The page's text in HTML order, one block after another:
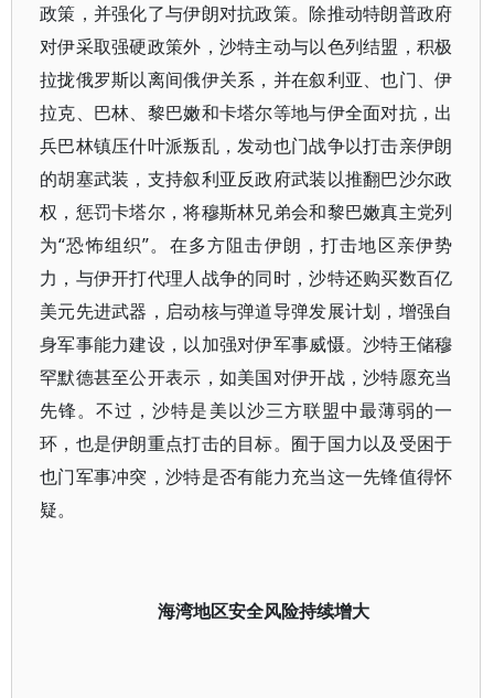
政策，并强化了与伊朗对抗政策。除推动特朗普政府
对伊采取强硬政策外，沙特主动与以色列结盟，积极
拉拢俄罗斯以离间俄伊关系，并在叙利亚、也门、伊
拉克、巴林、黎巴嫩和卡塔尔等地与伊全面对抗，出
兵巴林镇压什叶派叛乱，发动也门战争以打击亲伊朗
的胡塞武装，支持叙利亚反政府武装以推翻巴沙尔政
权，惩罚卡塔尔，将穆斯林兄弟会和黎巴嫩真主党列
为“恐怖组织”。在多方阻击伊朗，打击地区亲伊势
力，与伊开打代理人战争的同时，沙特还购买数百亿
美元先进武器，启动核与弹道导弹发展计划，增强自
身军事能力建设，以加强对伊军事威慑。沙特王储穆
罕默德甚至公开表示，如美国对伊开战，沙特愿充当
先锋。不过，沙特是美以沙三方联盟中最薄弱的一
环，也是伊朗重点打击的目标。囿于国力以及受困于
也门军事冲突，沙特是否有能力充当这一先锋值得怀
疑。
海湾地区安全风险持续增大